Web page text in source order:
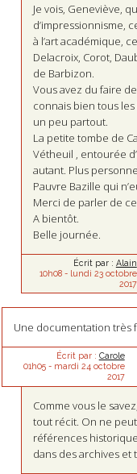
Je vois, Geneviève,
d’impressionnisme,
à l’art académique,
Delacroix, Corot,
de Barbizon.
Vous avez du faire
connais bien tous
un peu partout.
La petite tombe de
Vétheuil , entourée
autant. Plus
Pauvre Bazille qui
Merci de parler de
A bientôt.
Belle journée.
Écrit par : Alain
10h08- lundi 23 octobre
2017
Une documentation très
Écrit par : Carole
01h05- mardi 24 octobre
2017
Comme vous le
tout récit. On ne
références
dans des archives et